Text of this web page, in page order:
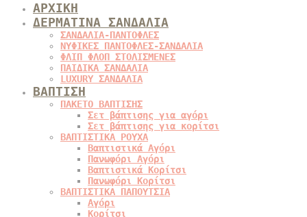
ΑΡΧΙΚΗ
ΔΕΡΜΑΤΙΝΑ ΣΑΝΔΑΛΙΑ
ΣΑΝΔΑΛΙΑ-ΠΑΝΤΟΦΛΕΣ
ΝΥΦΙΚΕΣ ΠΑΝΤΟΦΛΕΣ-ΣΑΝΔΑΛΙΑ
ΦΛΙΠ ΦΛΟΠ ΣΤΟΛΙΣΜΕΝΕΣ
ΠΑΙΔΙΚΑ ΣΑΝΔΑΛΙΑ
LUXURY ΣΑΝΔΑΛΙΑ
ΒΑΠΤΙΣΗ
ΠΑΚΕΤΟ ΒΑΠΤΙΣΗΣ
Σετ βάπτισης για αγόρι
Σετ βάπτισης για κορίτσι
ΒΑΠΤΙΣΤΙΚΑ ΡΟΥΧΑ
Βαπτιστικά Αγόρι
Πανωφόρι Αγόρι
Βαπτιστικά Κορίτσι
Πανωφόρι Κορίτσι
ΒΑΠΤΙΣΤΙΚΑ ΠΑΠΟΥΤΣΙΑ
Αγόρι
Κορίτσι